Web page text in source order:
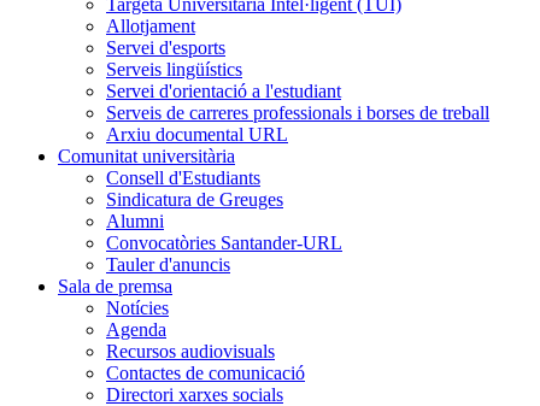
Allotjament
Servei d'esports
Serveis lingüístics
Servei d'orientació a l'estudiant
Serveis de carreres professionals i borses de treball
Arxiu documental URL
Comunitat universitària
Consell d'Estudiants
Sindicatura de Greuges
Alumni
Convocatòries Santander-URL
Tauler d'anuncis
Sala de premsa
Notícies
Agenda
Recursos audiovisuals
Contactes de comunicació
Directori xarxes socials